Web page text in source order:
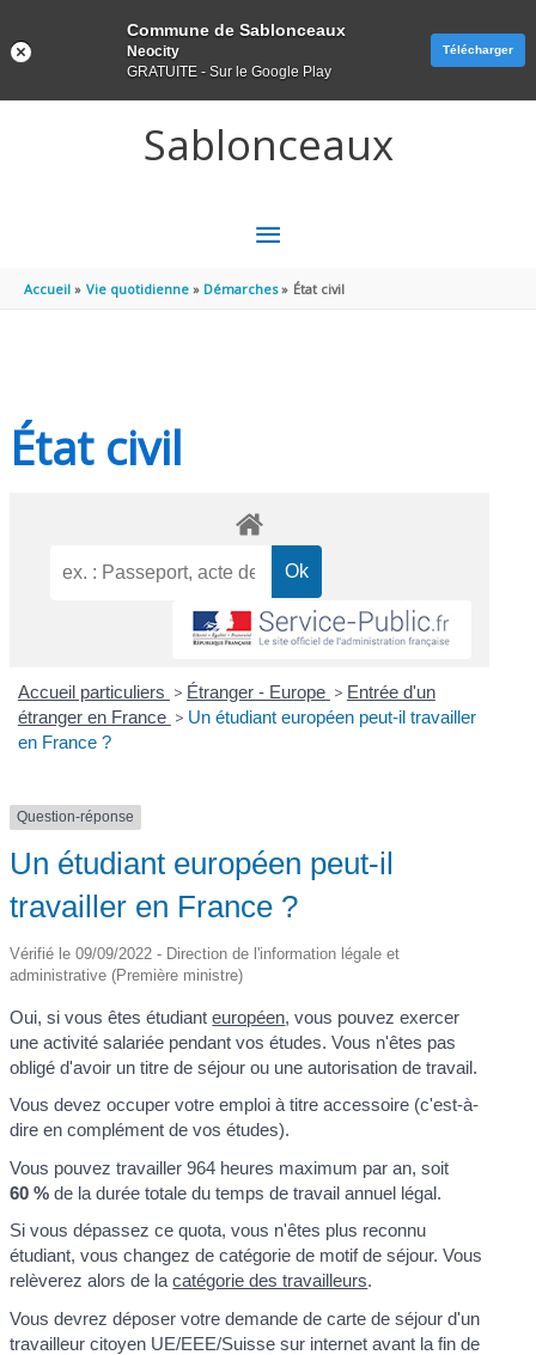
Sablonceaux
MENU
PRINCIPAL
Accueil Vie quotidienne Démarches État civil
État civil
Accueil particuliers > Étranger - Europe > Entrée d'un
étranger en France > Un étudiant européen peut-il travailler
en France ?
Question-réponse
Un étudiant européen peut-il
travailler en France ?
Vérifié le 09/09/2022 - Direction de l'information légale et
administrative (Première ministre)
Oui, si vous êtes étudianteuropéen, vous pouvez exercer
une activité salariée pendant vos études. Vous n'êtes pas
obligé d'avoir un titre de séjour ou une autorisation de travail.
Vous devez occuper votre emploi à titre accessoire (c'est-à-
dire en complément de vos études).
Vous pouvez travailler 964 heures maximum par an, soit
60 % de la durée totale du temps de travail annuel légal.
Si vous dépassez ce quota, vous n'êtes plus reconnu
étudiant, vous changez de catégorie de motif de séjour. Vous
relèverez alors de lacatégorie des travailleurs.
Vous devrez déposer votre demande de carte de séjour d'un
travailleur citoyen UE/EEE/Suisse sur internet avant la fin de
Commune de Sablonceaux
Neocity
GRATUITE - Sur le Google Play
Télécharger